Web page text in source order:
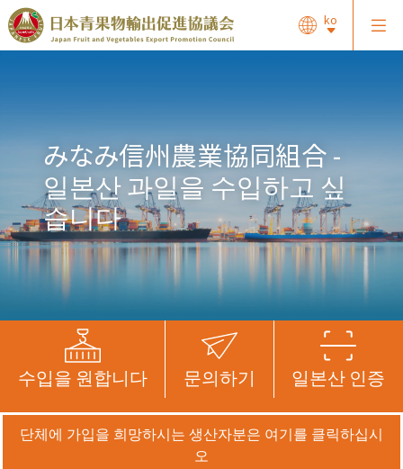
ko
みなみ信州農業協同組合 -
일본산 과일을 수입하고 싶
습니다
수입을 원합니다 문의하기 일본산 인증
단체에 가입을 희망하시는 생산자분은 여기를 클릭하십시
오